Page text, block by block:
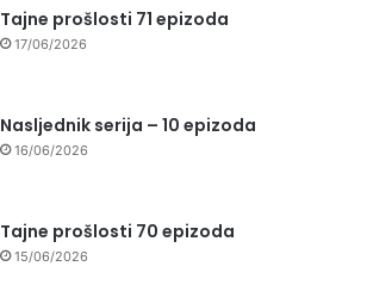
Tajne prošlosti 71 epizoda
17/06/2026
Nasljednik serija – 10 epizoda
16/06/2026
Tajne prošlosti 70 epizoda
15/06/2026